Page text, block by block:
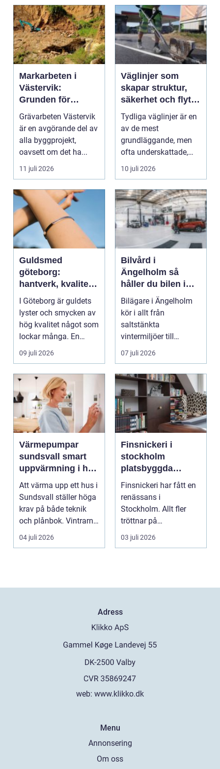
Markarbeten i
Västervik:
Grunden för
hållbara
byggprojekt
Grävarbeten Västervik
är en avgörande del av
alla byggprojekt,
oavsett om det ha...
11 juli 2026
Väglinjer som
skapar struktur,
säkerhet och flyt i
trafiken
Tydliga väglinjer är en
av de mest
grundläggande, men
ofta underskattade,
delarna i trafikmiljön.
De...
10 juli 2026
Guldsmed
göteborg:
hantverk, kvalitet
och personlig
service
I Göteborg är guldets
lyster och smycken av
hög kvalitet något som
lockar många. En
guldsmed i Göteb...
09 juli 2026
Bilvård i
Ängelholm så
håller du bilen i
toppskick året runt
Bilägare i Ängelholm
kör i allt från
saltstänkta
vintermiljöer till
dammiga
sommarvägar. Bilen
utsät...
07 juli 2026
Värmepumpar
sundsvall smart
uppvärmning i hårt
klimat
Att värma upp ett hus i
Sundsvall ställer höga
krav på både teknik
och plånbok. Vintrarna
är långa, ...
04 juli 2026
Finsnickeri i
stockholm
platsbyggda
lösningar som
förändrar hemmet
Finsnickeri har fått en
renässans i
Stockholm. Allt fler
tröttnar på
standardlösningar och
vill i st...
03 juli 2026
Adress
web: www.klikko.dk
Menu
Annonsering
Om oss